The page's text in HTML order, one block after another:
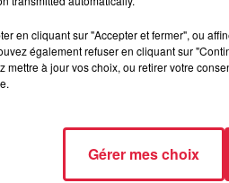
en cliquant sur "Accepter et fermer", ou
également refuser en cliquant sur
mettre à jour vos choix, ou retirer votre
Gérer mes choix